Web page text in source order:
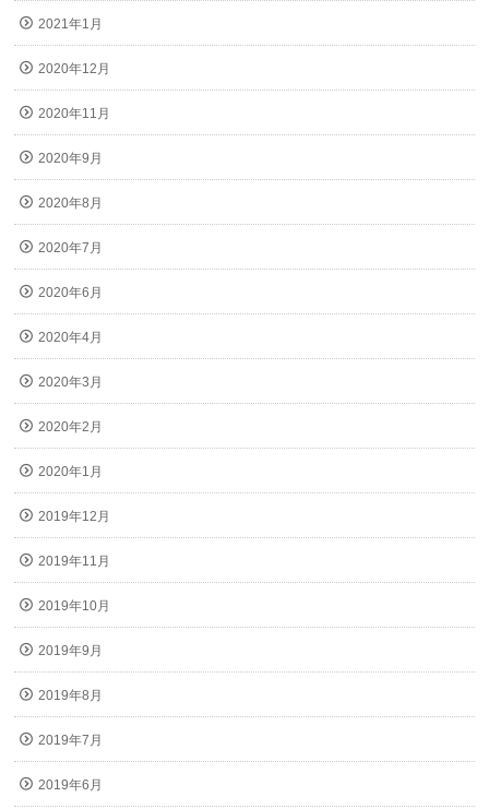
2021年1月
2020年12月
2020年11月
2020年9月
2020年8月
2020年7月
2020年6月
2020年4月
2020年3月
2020年2月
2020年1月
2019年12月
2019年11月
2019年10月
2019年9月
2019年8月
2019年7月
2019年6月